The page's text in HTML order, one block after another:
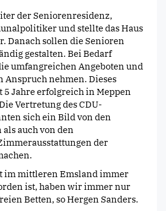
der Seniorenresidenz,
und stellte das Haus
Danach sollen die Senioren
gestalten. Bei Bedarf
umfangreichen Angeboten und
Anspruch nehmen. Dieses
5 Jahre erfolgreich in Meppen
Vertretung des CDU-
sich ein Bild von den
auch von den
der
im mittleren Emsland immer
ist, haben wir immer nur
Betten, so Hergen Sanders.